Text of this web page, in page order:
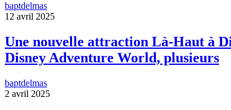
baptdelmas
12 avril 2025
Une nouvelle attraction Là-Haut à
Disney Adventure World, plusieurs
baptdelmas
2 avril 2025